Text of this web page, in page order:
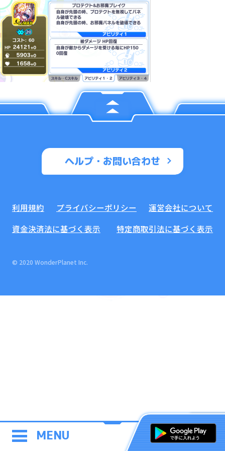
MENU
ヘルプ・お問い合わせ
利用規約 プライバシーポリシー
運営会社について
資金決済法に基づく表示
特定商取引法に基づく表示
© 2020 WonderPlanet Inc.